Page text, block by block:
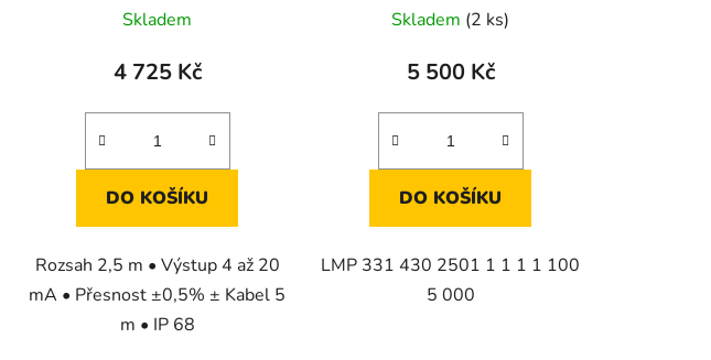
hodnocení
produktu
2,1
z
hvězdiček.
Skladem
4 725 Kč
DO KOŠÍKU
Rozsah 2,5 m • Výstup 4 až 20
mA • Přesnost ±0,5% ± Kabel 5
m • IP 68
Skladem (2 ks)
5 500 Kč
DO KOŠÍKU
LMP 331 430 2501 1 1 1 1 100
5 000